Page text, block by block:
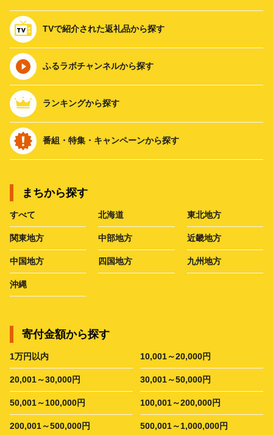
TVで紹介された返礼品から探す
ふるラボチャンネルから探す
ランキングから探す
番組・特集・キャンペーンから探す
まちから探す
すべて 北海道 東北地方
関東地方 中部地方 近畿地方
中国地方 四国地方 九州地方
沖縄
寄付金額から探す
1万円以内 10,001～20,000円
20,001～30,000円 30,001～50,000円
50,001～100,000円 100,001～200,000円
200,001～500,000円 500,001～1,000,000円